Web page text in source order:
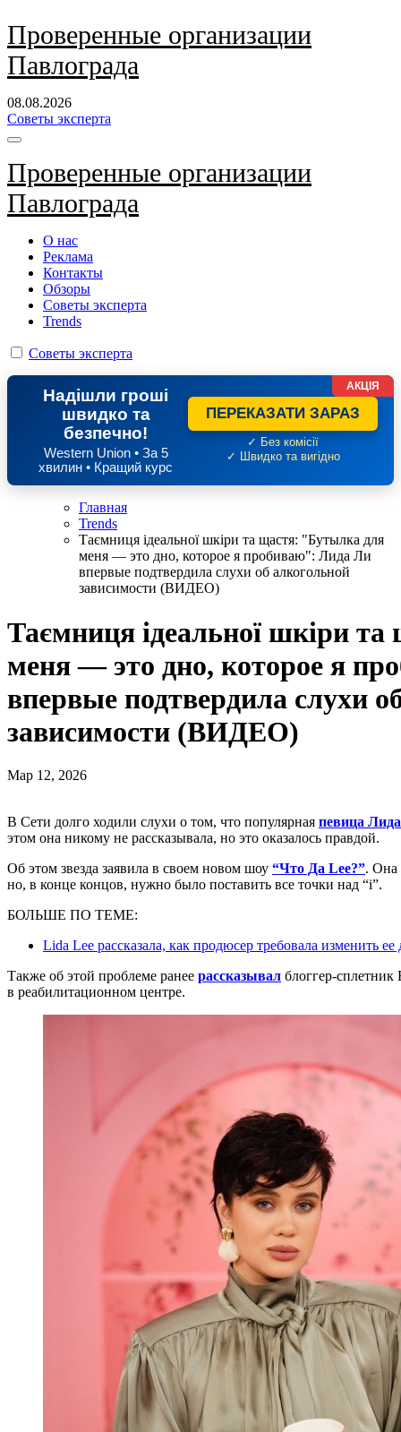
Перейти
к
содержанию
Проверенные организации
Павлограда
08.08.2026
Советы эксперта
Проверенные организации
Павлограда
О нас
Реклама
Контакты
Обзоры
Советы эксперта
Trends
Советы эксперта
Надішли гроші
швидко та
безпечно!
Western Union • За 5
хвилин • Кращий курс
ПЕРЕКАЗАТИ ЗАРАЗ
✓ Без комісії
✓ Швидко та вигідно
АКЦІЯ
Главная
Trends
Таємниця ідеальної шкіри та щастя: "Бутылка для
меня — это дно, которое я пробиваю": Лида Ли
впервые подтвердила слухи об алкогольной
зависимости (ВИДЕО)
Таємниця ідеальної шкіри
меня — это дно, которое я
впервые подтвердила слухи
зависимости (ВИДЕО)
Мар 12, 2026
В Сети долго ходили слухи о том, что популярная певица
этом она никому не рассказывала, но это оказалось правдой.
Об этом звезда заявила в своем новом шоу “Что Да Lee?”. Она
но, в конце концов, нужно было поставить все точки над “i”.
БОЛЬШЕ ПО ТЕМЕ:
Lida Lee рассказала, как продюсер требовала изменить
Также об этой проблеме ранее рассказывал блоггер-
в реабилитационном центре.